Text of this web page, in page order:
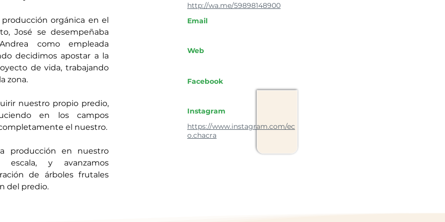
orgánica en el
José se desempeñaba
como empleada
decidimos apostar a la
de vida, trabajando
zona.
nuestro propio predio,
en los campos
el nuestro.
producción en nuestro
escala, y avanzamos
de árboles frutales
del predio.
http://wa.me/59898148900
Email
Web
Facebook
Instagram
https://www.instagram.com/ec
o.chacra